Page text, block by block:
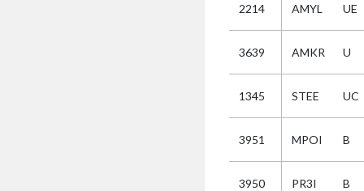
2214 AMYL UE
3639 AMKR U
1345 STEE UC
3951 MPOI B
3950 PR3I B